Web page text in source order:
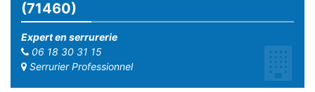
(71460)
Expert en serrurerie
06 18 30 31 15
Serrurier Professionnel